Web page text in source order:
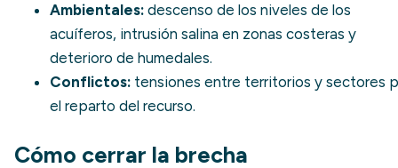
Ambientales: descenso de los niveles de los
acuíferos, intrusión salina en zonas costeras y
deterioro de humedales.
Conflictos: tensiones entre territorios y sectores
el reparto del recurso.
Cómo cerrar la brecha